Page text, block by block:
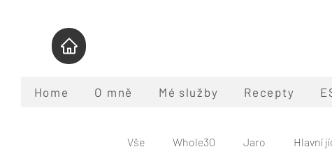
Home O mně Mé služby Recepty
Vše Whole30 Jaro Hlavní